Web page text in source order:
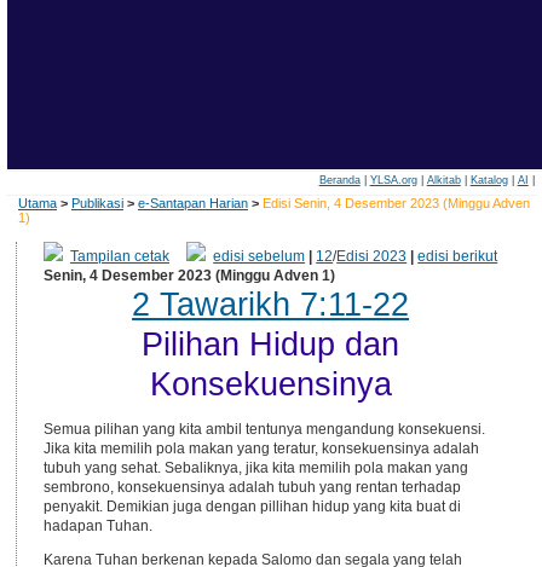
Beranda| YLSA.org| Alkitab| Katalog| AI
Utama > Publikasi > e-Santapan Harian > Edisi Senin, 4 Desember 2023 (Minggu Adven
1)
Tampilan cetak edisi sebelum 12/Edisi 2023 |edisi berikut
Senin, 4 Desember 2023 (Minggu Adven 1)
2 Tawarikh 7:11-22
Pilihan Hidup dan
Konsekuensinya
Semua pilihan yang kita ambil tentunya mengandung konsekuensi.
Jika kita memilih pola makan yang teratur, konsekuensinya adalah
tubuh yang sehat. Sebaliknya, jika kita memilih pola makan yang
sembrono, konsekuensinya adalah tubuh yang rentan terhadap
penyakit. Demikian juga dengan pillihan hidup yang kita buat di
hadapan Tuhan.
Karena Tuhan berkenan kepada Salomo dan segala yang telah